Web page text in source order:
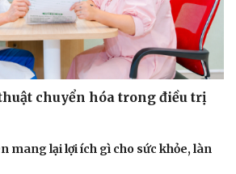
chuyển hóa trong điều trị
mang lại lợi ích gì cho sức khỏe, làn